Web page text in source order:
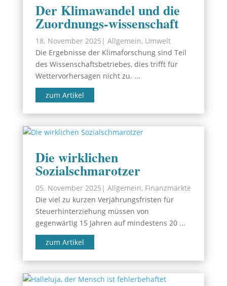
Der Klimawandel und die
Zuordnungs-wissenschaft
18. November 2025 | Allgemein, Umwelt
Die Ergebnisse der Klimaforschung sind Teil
des Wissenschaftsbetriebes, dies trifft für
Wettervorhersagen nicht zu. ...
zum Artikel
Die wirklichen
Sozialschmarotzer
05. November 2025 | Allgemein, Finanzmärkte
Die viel zu kurzen Verjährungsfristen für
Steuerhinterziehung müssen von
gegenwärtig 15 Jahren auf mindestens 20 ...
zum Artikel